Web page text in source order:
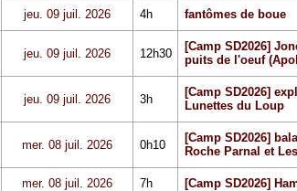
jeu. 09 juil. 2026 4h fantômes de boue
jeu. 09 juil. 2026 12h30
[Camp SD2026]
puits de l'oeuf
jeu. 09 juil. 2026 3h
[Camp SD2026]
Lunettes du Loup
mer. 08 juil. 2026 0h10
[Camp SD2026]
Roche Parnal et
mer. 08 juil. 2026 7h [Camp SD2026]